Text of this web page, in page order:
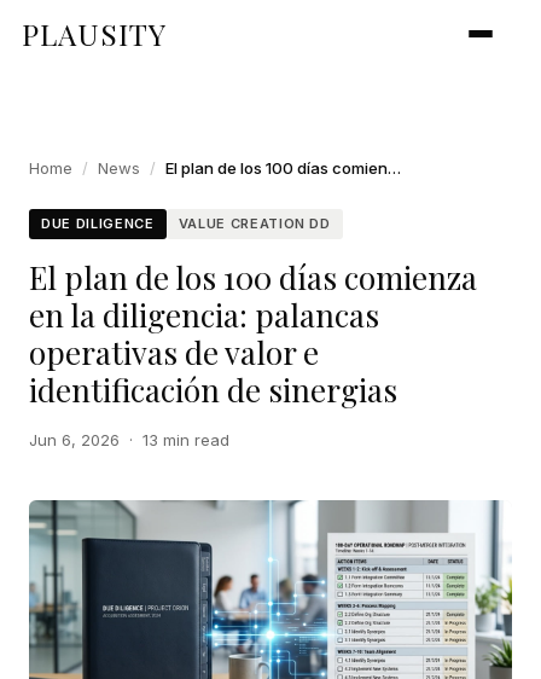
PLAUSITY
Home / News / El plan de los 100 días comienza en la diligencia: palancas operativas de valor e identificación de sinergias
DUE DILIGENCE VALUE CREATION DD
El plan de los 100 días comienza
en la diligencia: palancas
operativas de valor e
identificación de sinergias
Jun 6, 2026 · 13 min read